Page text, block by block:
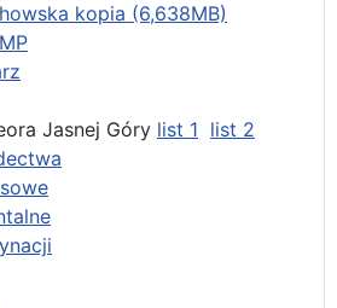
kopia (6,638MB)
Jasnej Góry list 1 list 2